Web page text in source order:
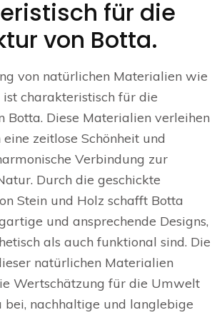
für die
von Botta.
von natürlichen Materialien wie
charakteristisch für die
Botta. Diese Materialien verleihen
zeitlose Schönheit und
Verbindung zur
Durch die geschickte
Stein und Holz schafft Botta
und ansprechende Designs,
als auch funktional sind. Die
natürlichen Materialien
Wertschätzung für die Umwelt
nachhaltige und langlebige